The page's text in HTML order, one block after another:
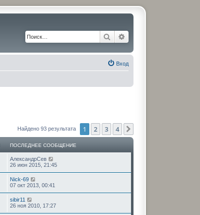
Поиск
Вход
Найдено 93 результата 1 2 3 4
ПОСЛЕДНЕЕ СООБЩЕНИЕ
АлександрСев
26 июн 2015, 21:45
Nick-69
07 окт 2013, 00:41
sibir11
26 ноя 2010, 17:27